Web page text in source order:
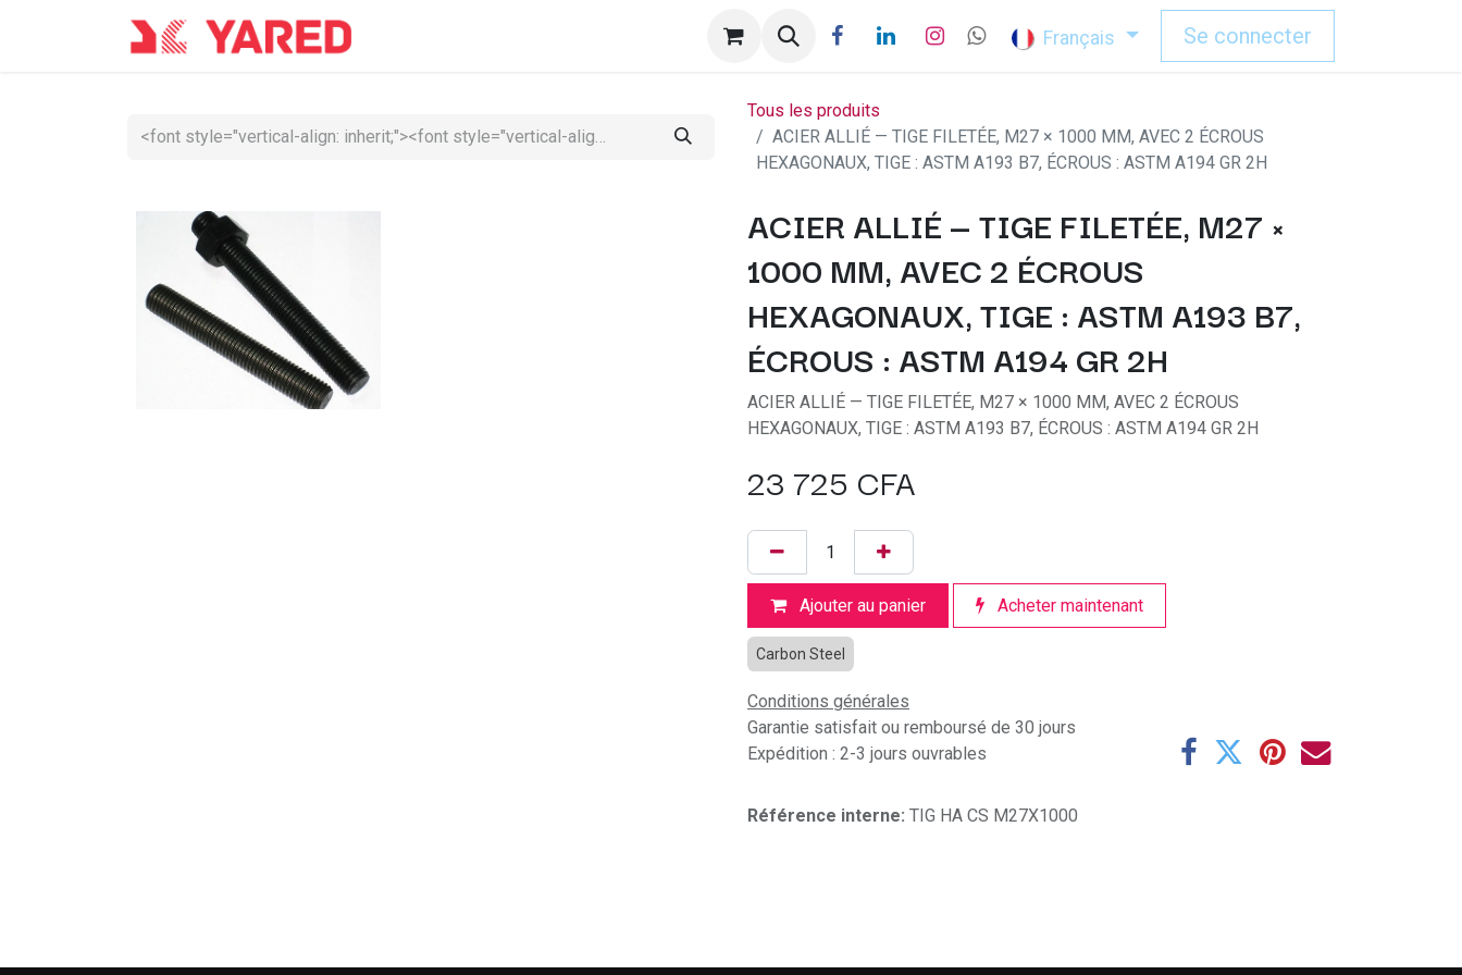
Rendez-vous Français Se connecter
Tous les produits
ACIER ALLIÉ — TIGE FILETÉE, M27 × 1000 MM, AVEC 2 ÉCROUS
HEXAGONAUX, TIGE : ASTM A193 B7, ÉCROUS : ASTM A194 GR 2H
ACIER ALLIÉ — TIGE FILETÉE, M27 ×
1000 MM, AVEC 2 ÉCROUS
HEXAGONAUX, TIGE : ASTM A193 B7,
ÉCROUS : ASTM A194 GR 2H
ACIER ALLIÉ — TIGE FILETÉE, M27 × 1000 MM, AVEC 2 ÉCROUS
HEXAGONAUX, TIGE : ASTM A193 B7, ÉCROUS : ASTM A194 GR 2H
23 725 CFA
Ajouter au panier Acheter maintenant
Carbon Steel
Conditions générales
Garantie satisfait ou remboursé de 30 jours
Expédition : 2-3 jours ouvrables
Référence interne: TIG HA CS M27X1000